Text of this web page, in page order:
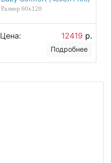
Размер 60х120
Цена: 12419 р.
Подробнее